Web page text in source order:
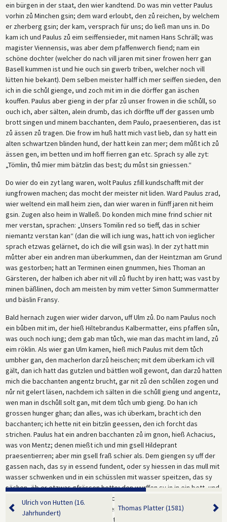
ein bürgen in der staat, den wier kandtend. Do was min vetter Paulus
vorhin zů Minchen gsin; dem ward erloubt, den zů reichen, by welchem
er zherberg gsin; der kam, versprach für uns; do ließ man uns in. Do
kam ich und Paulus zů eim seiffensieder, mit namen Hans Schräll; was
magister Viennensis, was aber dem pfaffenwerch fiend; nam ein
schöne dochter (welcher do nach vill jaren mit siner frowen herr gan
Basell kummen ist und hie ouch sin gwerb triben, welcher noch vill
lütten hie bekant). Dem selben meister halff ich mer seiffen sieden, den
ich in die schůl gienge, und zoch mit im in die dörffer gan äschen
kouffen. Paulus aber gieng in der pfar zů unser frowen in die schůll, so
ouch ich, aber sälten, alein drumb, das ich dörffte uff der gassen umb
brott singen und minem bacchanten, dem Paulo, praesentieren, das ist
zů ässen zů tragen. Die frow im huß hatt mich vast lieb, dan sy hatt ein
alten schwartzen blinden hund, der hatt kein zan mer; dem můßt ich zů
ässen gen, im betten und im hoff fierren gan etc. Sprach sy alle zyt:
„Tömlin, thů mier mim bätzlin das best; du můst sin gniessen.“
Do wier do ein zyt lang waren, wolt Paulus zfill kundschafft mit der
iungfrowen machen; das mocht der meister nit liden. Ward Paulus zrad,
wier weltend ein mall heim zien, dan wier waren in fünff jaren nit heim
gsin. Zugen also heim in Walleß. Do konden mich mine frind schier nit
mer verstan, sprachen: „Unsers Tomilin red so tieff, das in schier
niemantz verstan kan“ (dan die will ich iung was, hatt ich von ieglicher
sprach etzwas gelärnet, do ich die will gsin was). In der zyt hatt min
můtter aber ein andren man überkummen, dan der Heintzman am Grund
was gestorben; hatt an Terminen einen gnummen, hies Thoman an
Gärsteren, der halben ich aber nit vill zů flucht by iren hatt; was vast by
minen bäßlinen, doch am meisten by mim vetter Simon Summermatter
und bäslin Fransy.
Bald hernach zugen wier wider darvon, uff Ulm zů. Do nam Paulus noch
ein bůben mit im, der hieß Hiltebrandus Kalbermatter, eins pfaffen sůn,
was ouch noch iung; dem gab man tůch, wie man das macht im land, zů
eim röklin. Als wier gan Ulm kamen, hieß mich Paulus mit dem tůch
umbher gan, den macherlon darzů heischen; mit dem überkam ich vill
gält, dan ich hatt das gutzlen und bättlen woll gewont, dan darzů hatten
mich die bacchanten angentz brucht, gar nit zů den schůlen zogen und
nůr nit gelert läsen, nachdem ich sälten in die schůll gieng und angentz,
wen man in dschůll solt gan, mit dem tůch umb gieng. Do han ich
grossen hunger ghan; dan alles, was ich überkam, bracht ich den
bacchanten; ich hette nit ein bitzlin geessen, den ich forcht das
strichen. Paulus hat ein andren bacchanten zů im gnon, hieß Achacius,
was von Mentz; denen mießt ich und min gsell Hildeprant
praesentierren; aber min gsell fraß schier als. Dem giengen sy uff der
gassen nach, das sy in essend fundent, oder sy hiessen in das mull mit
wasser schwenken und in ein schüsslen mit wasser speitzen, das sy
sächen, öb er etzwas gfrässen hette; den wurffen sy in in ein bett, und
ein küssin uff den kopff, das er nit schrien möchte, schlůgen in dick bed
bacchanten, das sy nüt mer mochten. Dorumb forcht ich mich, bracht
alle ding heim; hatten offt so vill brot, das es graw ward; do schnitten
Ulrich von Hutten (16.
Jahrhundert)
Thomas Platter (1581)